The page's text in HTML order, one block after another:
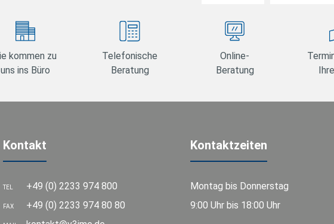
kommen zu
uns ins Büro
Telefonische
Beratung
Online-
Beratung
Kontakt
TEL +49 (0) 2233 974 800
FAX +49 (0) 2233 974 80 80
Kontaktzeiten
Montag bis Donnerstag
9:00 Uhr bis 18:00 Uhr